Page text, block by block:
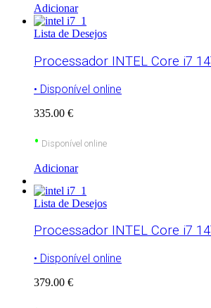
Adicionar
Lista de Desejos
Processador INTEL Core i7
• Disponível online
335.00 €
• Disponível online
Adicionar
Lista de Desejos
Processador INTEL Core i7
• Disponível online
379.00 €